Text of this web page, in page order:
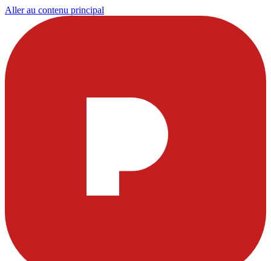
Aller au contenu principal